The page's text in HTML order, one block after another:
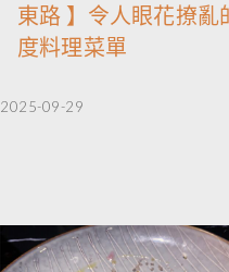
東路 】令人眼花撩亂
度料理菜單
2025-09-29